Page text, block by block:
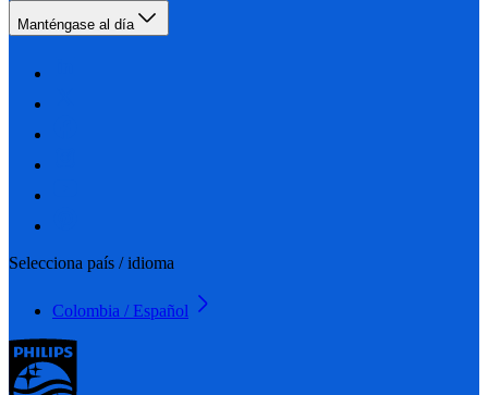
Manténgase al día
Selecciona país / idioma
Colombia / Español